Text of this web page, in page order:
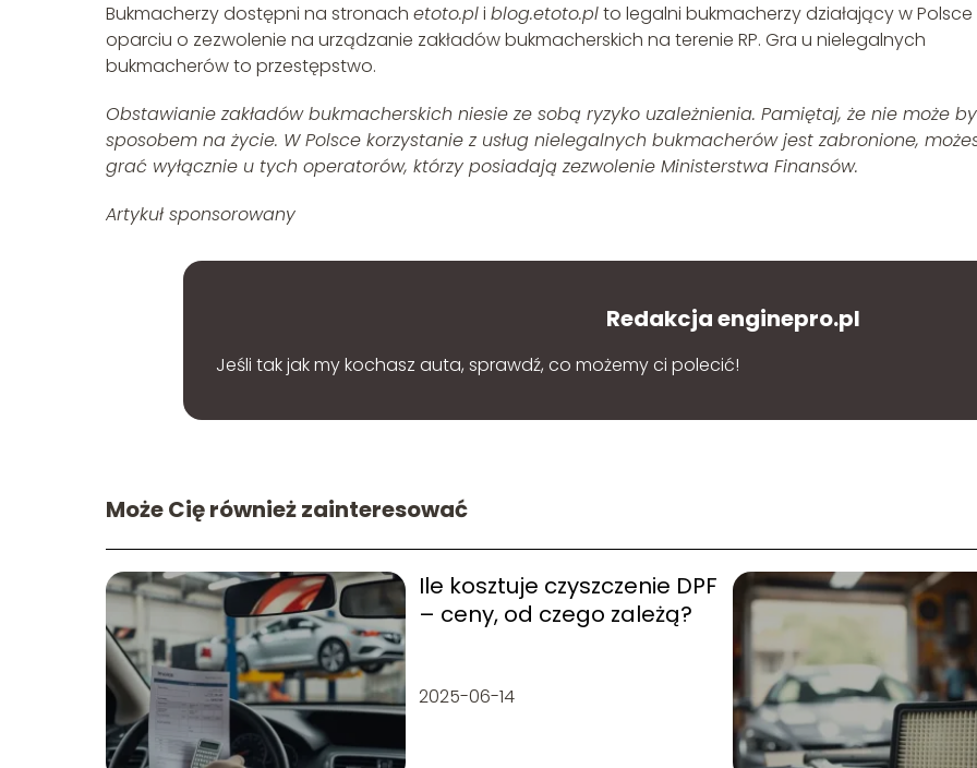
Bukmacherzy dostępni na stronach etoto.pli blog.etoto.plto legalni bukmacherzy działający w Polsce
oparciu o zezwolenie na urządzanie zakładów bukmacherskich na terenie RP. Gra u nielegalnych
bukmacherów to przestępstwo.
Obstawianie zakładów bukmacherskich niesie ze sobą ryzyko uzależnienia. Pamiętaj, że nie może
sposobem na życie. W Polsce korzystanie z usług nielegalnych bukmacherów jest zabronione,
grać wyłącznie u tych operatorów, którzy posiadają zezwolenie Ministerstwa Finansów.
Artykuł sponsorowany
Redakcja enginepro.pl
Jeśli tak jak my kochasz auta, sprawdź, co możemy ci polecić!
Może Cię również zainteresować
Ile kosztuje czyszczenie DPF
– ceny, od czego zależą?
2025-06-14